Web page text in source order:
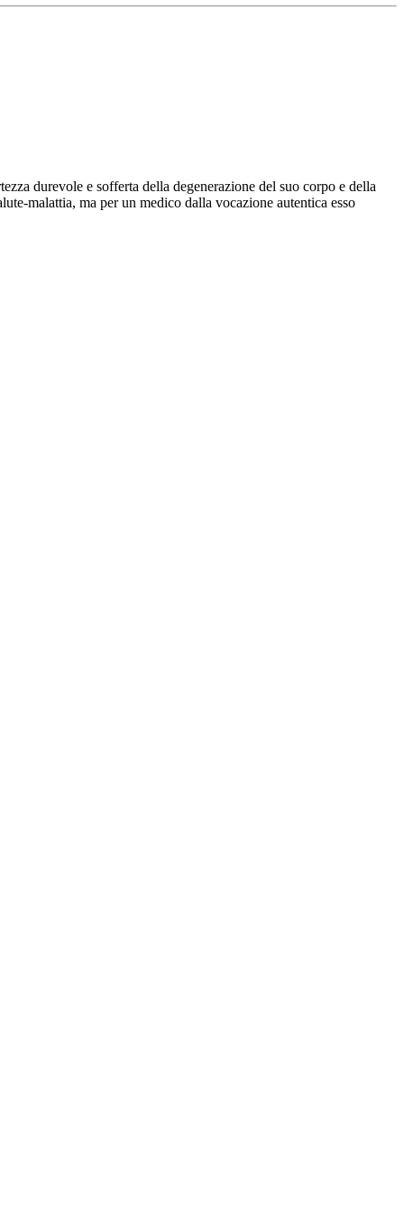
durevole e sofferta della degenerazione del suo corpo e della
malattia, ma per un medico dalla vocazione autentica esso